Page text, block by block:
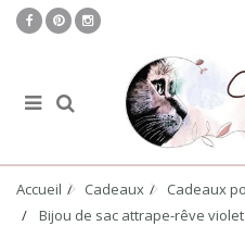
Accueil Cadeaux
Cadeaux
Bijou de sac attrape-rêve